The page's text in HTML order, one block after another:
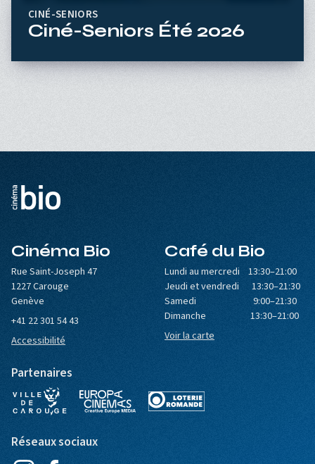
CINÉ-SENIORS
Ciné-Seniors Été 2026
Cinéma Bio
Rue Saint-Joseph 47
1227 Carouge
Genève
+41 22 301 54 43
Accessibilité
Café du Bio
Lundi au mercredi 13:30–21:00
Jeudi et vendredi 13:30–21:30
Samedi 9:00–21:30
Dimanche 13:30–21:00
Voir la carte
Partenaires
Réseaux sociaux